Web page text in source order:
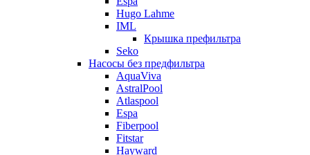
Hugo Lahme
IML
Крышка префильтра
Seko
Насосы без предфильтра
AquaViva
AstralPool
Atlaspool
Espa
Fiberpool
Fitstar
Hayward